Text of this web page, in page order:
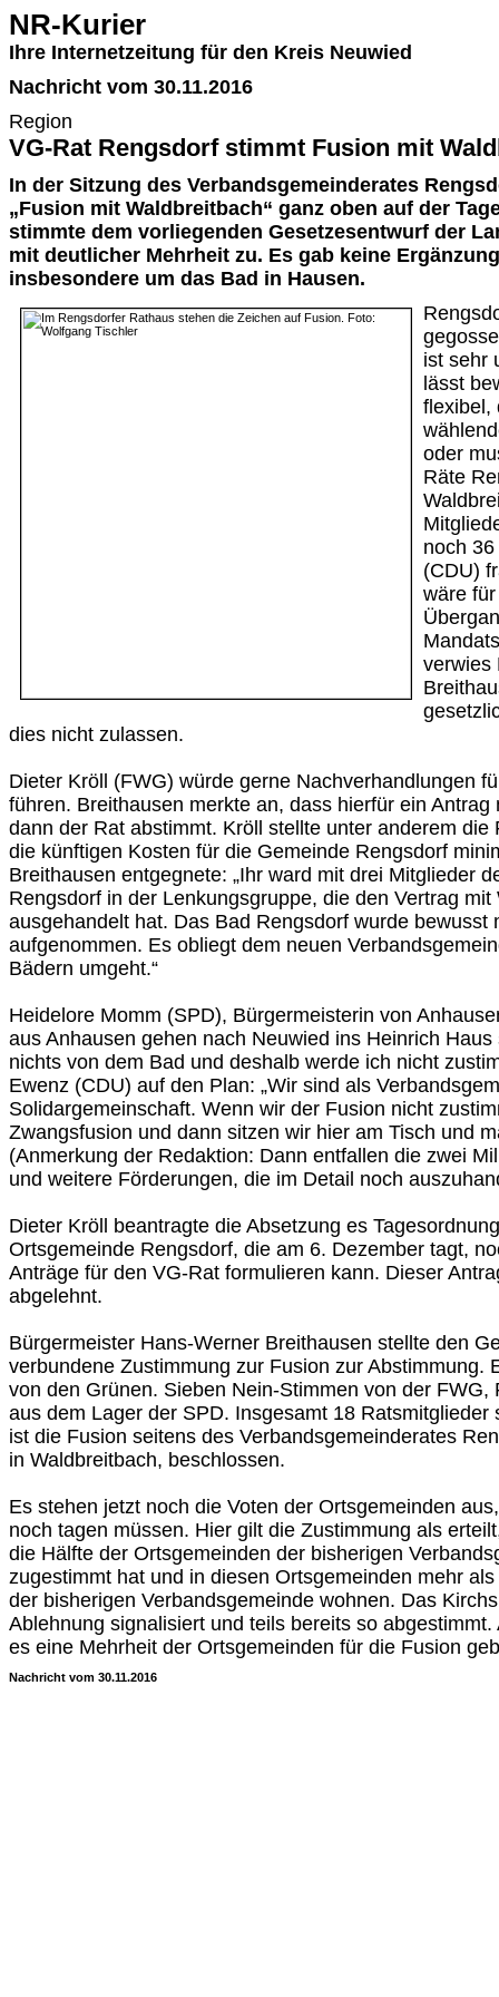
NR-Kurier
Ihre Internetzeitung für den Kreis Neuwied
Nachricht vom 30.11.2016
Region
VG-Rat Rengsdorf stimmt Fusion mit
In der Sitzung des Verbandsgemeinderates
„Fusion mit Waldbreitbach“ ganz oben auf der
stimmte dem vorliegenden Gesetzesentwurf der
mit deutlicher Mehrheit zu. Es gab keine
insbesondere um das Bad in Hausen.
ist sehr
lässt
flexibel,
oder
Räte
noch
(CDU)
wäre
verwies
dies nicht zulassen.
Dieter Kröll (FWG) würde gerne Nachverhandlungen
führen. Breithausen merkte an, dass hierfür ein
dann der Rat abstimmt. Kröll stellte unter anderem die
die künftigen Kosten für die Gemeinde Rengsdorf
Breithausen entgegnete: „Ihr ward mit drei Mitglieder
Rengsdorf in der Lenkungsgruppe, die den Vertrag mit
ausgehandelt hat. Das Bad Rengsdorf wurde bewusst
aufgenommen. Es obliegt dem neuen
Bädern umgeht.“
Heidelore Momm (SPD), Bürgermeisterin von
aus Anhausen gehen nach Neuwied ins Heinrich
nichts von dem Bad und deshalb werde ich nicht
Ewenz (CDU) auf den Plan: „Wir sind als
Solidargemeinschaft. Wenn wir der Fusion nicht
Zwangsfusion und dann sitzen wir hier am Tisch und
(Anmerkung der Redaktion: Dann entfallen die zwei
und weitere Förderungen, die im Detail noch
Dieter Kröll beantragte die Absetzung es
Ortsgemeinde Rengsdorf, die am 6. Dezember tagt,
Anträge für den VG-Rat formulieren kann. Dieser
abgelehnt.
Bürgermeister Hans-Werner Breithausen stellte den
verbundene Zustimmung zur Fusion zur Abstimmung.
von den Grünen. Sieben Nein-Stimmen von der FWG,
aus dem Lager der SPD. Insgesamt 18 Ratsmitglieder
ist die Fusion seitens des Verbandsgemeinderates
in Waldbreitbach, beschlossen.
Es stehen jetzt noch die Voten der Ortsgemeinden
noch tagen müssen. Hier gilt die Zustimmung als
die Hälfte der Ortsgemeinden der bisherigen
zugestimmt hat und in diesen Ortsgemeinden mehr
der bisherigen Verbandsgemeinde wohnen. Das
Ablehnung signalisiert und teils bereits so
es eine Mehrheit der Ortsgemeinden für die Fusion
Nachricht vom 30.11.2016